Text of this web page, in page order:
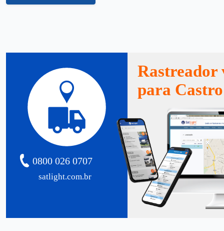
satlight.com.br
0800 026 0707
Rastreador
para